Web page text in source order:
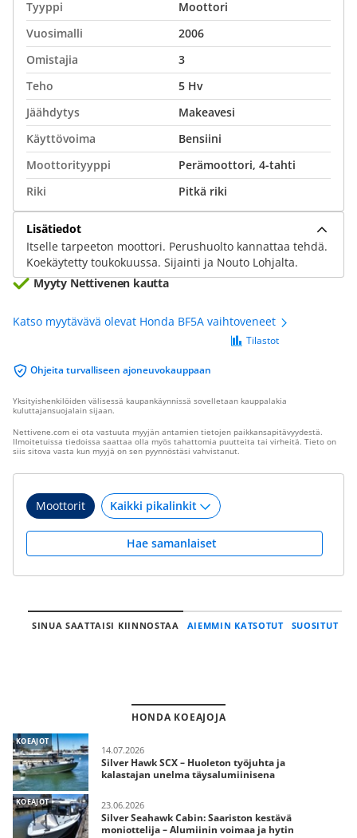
Tyyppi
Moottori
Vuosimalli
2006
Omistajia
3
Teho
5 Hv
Jäähdytys
Makeavesi
Käyttövoima
Bensiini
Moottorityyppi
Perämoottori, 4-tahti
Riki
Pitkä riki
Lisätiedot
Itselle tarpeeton moottori. Perushuolto kannattaa tehdä.
Koekäytetty toukokuussa. Sijainti ja Nouto Lohjalta.
Myyty Nettivenen kautta
Katso myytävävä olevat Honda BF5A vaihtoveneet
Ohjeita turvalliseen ajoneuvokauppaan
Tilastot
Yksityishenkilöiden välisessä kaupankäynnissä sovelletaan kauppalakia
kuluttajansuojalain sijaan.
Nettivene.com ei ota vastuuta myyjän antamien tietojen paikkansapitävyydestä.
Ilmoitetuissa tiedoissa saattaa olla myös tahattomia puutteita tai virheitä. Tieto on
siis sitova vasta kun myyjä on sen pyynnöstäsi vahvistanut.
Moottorit
Hae samanlaiset
SINUA SAATTAISI KIINNOSTAA AIEMMIN KATSOTUT SUOSITUT
HONDA KOEAJOJA
KOEAJOT
14.07.2026
Silver Hawk SCX – Huoleton työjuhta ja
kalastajan unelma täysalumiinisena
KOEAJOT 23.06.2026
Silver Seahawk Cabin: Saariston kestävä
moniottelija – Alumiinin voimaa ja hytin